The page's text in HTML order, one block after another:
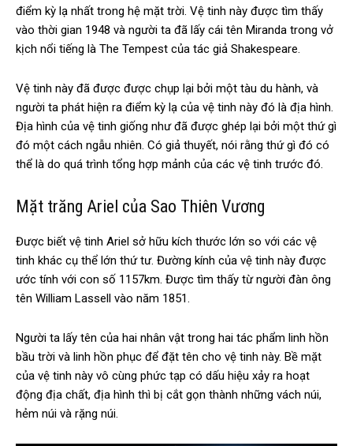
điểm kỳ lạ nhất trong hệ mặt trời. Vệ tinh này được tìm thấy
vào thời gian 1948 và người ta đã lấy cái tên Miranda trong vở
kịch nổi tiếng là The Tempest của tác giả Shakespeare.
Vệ tinh này đã được được chụp lại bởi một tàu du hành, và
người ta phát hiện ra điểm kỳ lạ của vệ tinh này đó là địa hình.
Địa hình của vệ tinh giống như đã được ghép lại bởi một thứ gì
đó một cách ngẫu nhiên. Có giả thuyết, nói rằng thứ gì đó có
thể là do quá trình tổng hợp mảnh của các vệ tinh trước đó.
Mặt trăng Ariel của Sao Thiên Vương
Được biết vệ tinh Ariel sở hữu kích thước lớn so với các vệ
tinh khác cụ thể lớn thứ tư. Đường kính của vệ tinh này được
ước tính với con số 1157km. Được tìm thấy từ người đàn ông
tên William Lassell vào năm 1851.
Người ta lấy tên của hai nhân vật trong hai tác phẩm linh hồn
bầu trời và linh hồn phục để đặt tên cho vệ tinh này. Bề mặt
của vệ tinh này vô cùng phức tạp có dấu hiệu xảy ra hoạt
động địa chất, địa hình thì bị cắt gọn thành những vách núi,
hẻm núi và rặng núi.